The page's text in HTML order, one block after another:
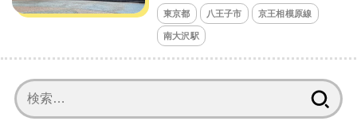
東京都 八王子市 京王相模原線
南大沢駅
索: